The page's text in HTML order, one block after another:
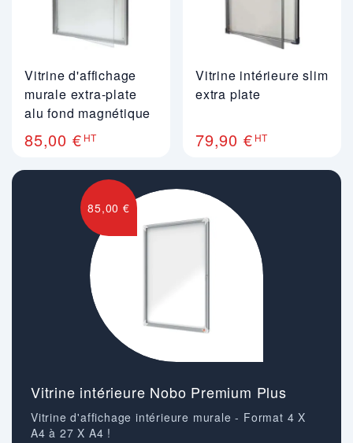
Vitrine d'affichage
murale extra-plate
alu fond magnétique
85,00 € HT
Vitrine intérieure slim
extra plate
79,90 € HT
85,00 €
Vitrine intérieure Nobo Premium Plus
Vitrine d'affichage intérieure murale - Format 4 X
A4 à 27 X A4 !